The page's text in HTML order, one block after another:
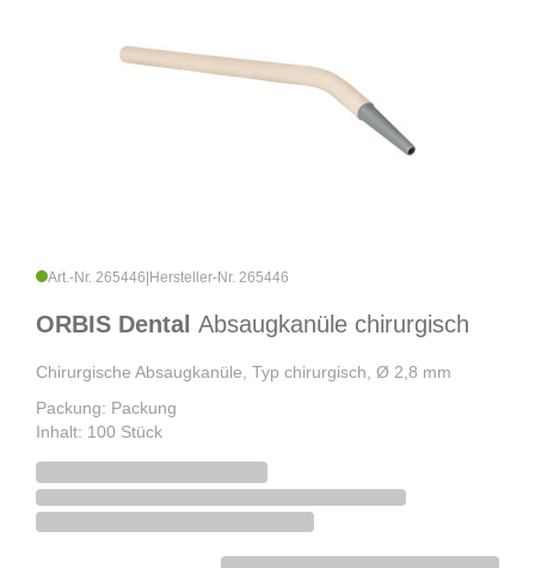
Art.-Nr. 265446 Hersteller-Nr. 265446
ORBIS Dental Absaugkanüle chirurgisch
Chirurgische Absaugkanüle, Typ chirurgisch, Ø 2,8 mm
Packung: Packung
Inhalt: 100 Stück